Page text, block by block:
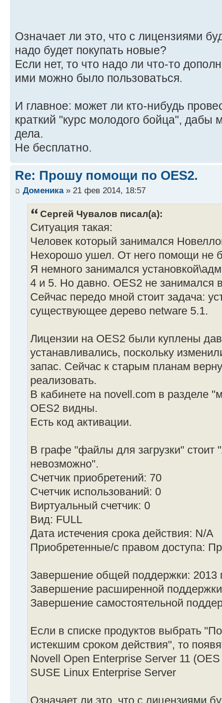
Означает ли это, что с лицензиями
надо будет покупать новые?
Если нет, то что надо ли что-то
ими можно было пользоваться.
И главное: может ли кто-нибудь
краткий "курс молодого бойца", дабы
дела.
Не бесплатно.
Re: Прошу помощи по OES2.
Доменика» 21 фев 2014, 18:57
Сергей Чувалов писал(а):
Ситуация такая:
Человек который занимался
Нехорошо ушел. От него помощи не
Я немного занимался
4 и 5. Но давно. OES2 не занимался
Сейчас передо мной стоит задача:
существующее дерево netware 5.1.
Лицензии на OES2 были куплены
устанавливались, поскольку
запас. Сейчас к старым планам
реализовать.
В кабинете на novell.com в разделе
OES2 видны.
Есть код активации.
В графе "файлы для загрузки" стоит
невозможно".
Счетчик приобретений: 70
Счетчик использований: 0
Виртуальный счетчик: 0
Вид: FULL
Дата истечения срока действия: N/A
Приобретенные/с правом доступа:
Завершение общей поддержки: 2013
Завершение расширенной
Завершение самостоятельной
Если в списке продуктов выбрать
истекшим сроком действия", то
Novell Open Enterprise Server 11
SUSE Linux Enterprise Server
Означает ли это, что с лицензиями